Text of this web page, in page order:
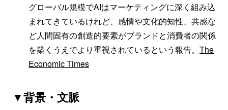
グローバル規模でAIはマーケティングに深く組み込
まれてきているけれど、感情や文化的知性、共感な
ど人間固有の創造的要素がブランドと消費者の関係
を築くうえでより重視されているという報告。 The
Economic Times
▼背景・文脈